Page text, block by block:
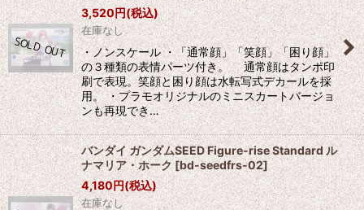
3,520円(税込)
在庫なし
・ノンスケール ・「通常顔」「笑顔」「困り顔」
の３種類の表情パーツ付き。 通常顔はタンポ印
刷で表現。笑顔と困り顔は水転写式デカールを採
用。 ・プラモオリジナルのミニスカートバージョ
ンも再現でき…
バンダイ ガンダムSEED Figure-rise Standard ル
ナマリア・ホーク [bd-seedfrs-02]
4,180円(税込)
在庫なし